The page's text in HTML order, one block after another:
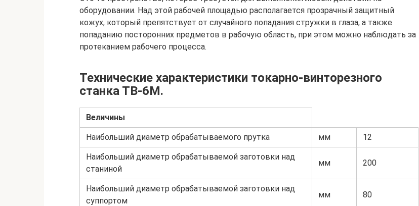
оборудовании. Над этой рабочей площадью располагается прозрачный защитный
кожух, который препятствует от случайного попадания стружки в глаза, а также
попаданию посторонних предметов в рабочую область, при этом можно наблюдать за
протеканием рабочего процесса.
Технические характеристики токарно-винторезного
станка ТВ-6М.
Величины
Наибольший диаметр обрабатываемого прутка мм 12
Наибольший диаметр обрабатываемой заготовки над
станиной
мм 200
Наибольший диаметр обрабатываемой заготовки над
суппортом
мм 80